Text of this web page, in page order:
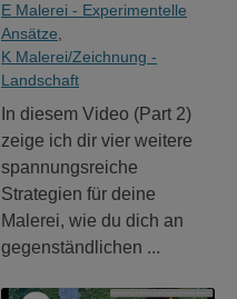
E Malerei - Experimentelle
Ansätze
K Malerei/Zeichnung -
Landschaft
In diesem Video (Part 2)
zeige ich dir vier weitere
spannungsreiche
Strategien für deine
Malerei, wie du dich an
gegenständlichen ...